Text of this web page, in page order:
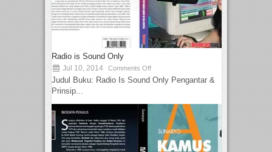
Radio is Sound Only
Jul 10, 2014 Comments Off
Judul Buku: Radio Is Sound Only Pengantar &
Prinsip...